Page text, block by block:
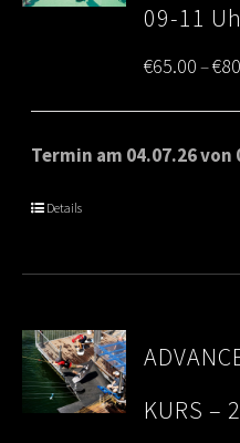
09-11
€65.00–€
Termin am 04.07.26 von
Details
KURS –